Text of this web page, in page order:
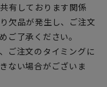
有しております関係
欠品が発生し、ご注文
ご了承ください。
ご注文のタイミングに
ない場合がございま